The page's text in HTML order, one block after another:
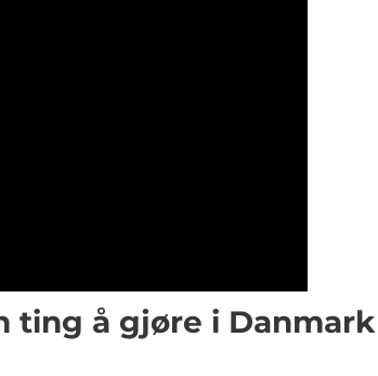
ting å gjøre i Danmark